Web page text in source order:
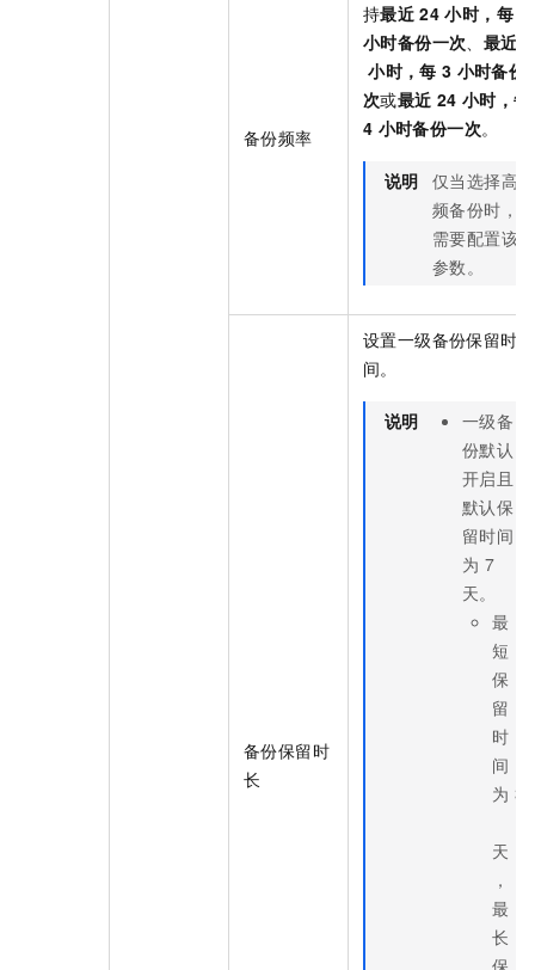
备份频率
持最近 24 小时，每
小时备份一次、 最近
小时，每 3 小时备份
次或最近 24 小时，每
4 小时备份一次。
说明 仅当选择高
频备份时，
需要配置该
参数。
备份保留时
长
设置一级备份保留时
间。
说明
一级备
份默认
开启且
默认保
留时间
为 7
天。
最
短
保
留
时
间
为 3
天
，
最
长